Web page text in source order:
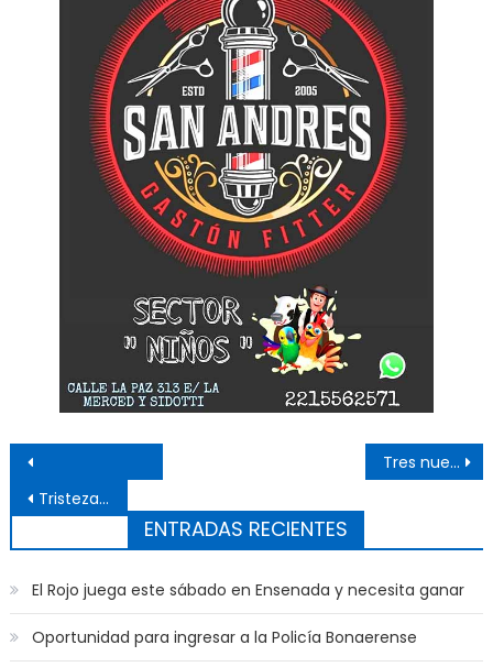
Navegación de entradas
Tristeza: lamentable robo con destrozos en Jardín de Mosconi indigna a la comunidad
Tres nuevas muertes y 45 casos positivos
ENTRADAS RECIENTES
El Rojo juega este sábado en Ensenada y necesita ganar
Oportunidad para ingresar a la Policía Bonaerense